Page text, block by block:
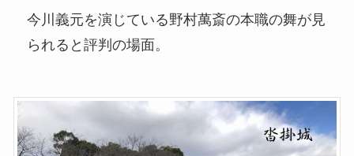
今川義元を演じている野村萬斎の本職の舞が見
られると評判の場面。